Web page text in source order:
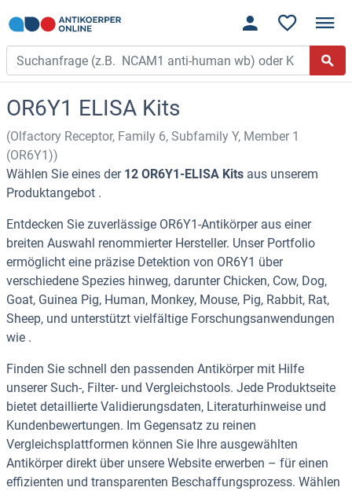
OR6Y1 ELISA Kits
(Olfactory Receptor, Family 6, Subfamily Y, Member 1
(OR6Y1))
Wählen Sie eines der 12 OR6Y1-ELISA Kits aus unserem
Produktangebot .
Entdecken Sie zuverlässige OR6Y1-Antikörper aus einer
breiten Auswahl renommierter Hersteller. Unser Portfolio
ermöglicht eine präzise Detektion von OR6Y1 über
verschiedene Spezies hinweg, darunter Chicken, Cow, Dog,
Goat, Guinea Pig, Human, Monkey, Mouse, Pig, Rabbit, Rat,
Sheep, und unterstützt vielfältige Forschungsanwendungen
wie .
Finden Sie schnell den passenden Antikörper mit Hilfe
unserer Such-, Filter- und Vergleichstools. Jede Produktseite
bietet detaillierte Validierungsdaten, Literaturhinweise und
Kundenbewertungen. Im Gegensatz zu reinen
Vergleichsplattformen können Sie Ihre ausgewählten
Antikörper direkt über unsere Website erwerben – für einen
effizienten und transparenten Beschaffungsprozess. Wählen